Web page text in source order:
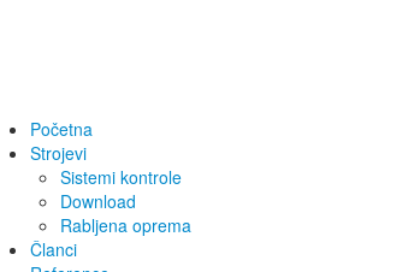
Početna
Strojevi
Sistemi kontrole
Download
Rabljena oprema
Članci